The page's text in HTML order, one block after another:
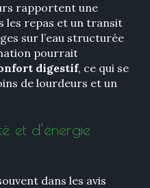
rapportent une
les repas et un transit
sur l’eau structurée
pourrait
digestif, ce qui se
de lourdeurs et un
et d’énergie
dans les avis